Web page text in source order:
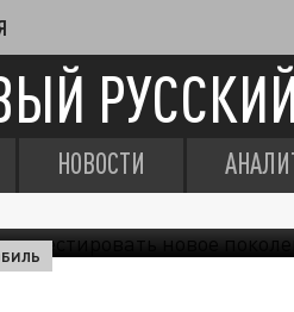
НОВОСТИ